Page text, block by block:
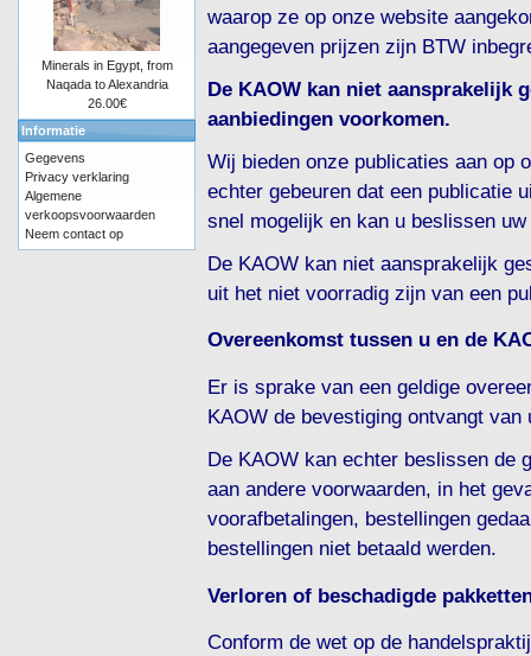
waarop ze op onze website
aangegeven prijzen zijn BTW
De KAOW kan niet aansprakelijk
aanbiedingen voorkomen.
Wij bieden onze publicaties aan op
echter gebeuren dat een publicatie
snel mogelijk en kan u beslissen
De KAOW kan niet aansprakelijk
uit het niet voorradig zijn van een
Overeenkomst tussen u en de
Er is sprake van een geldige
KAOW de bevestiging ontvangt
De KAOW kan echter beslissen de
aan andere voorwaarden, in het
voorafbetalingen, bestellingen
bestellingen niet betaald werden.
Verloren of beschadigde
Conform de wet op de
Minerals in Egypt, from
Naqada to Alexandria
26.00€
Informatie
Gegevens
Privacy verklaring
Algemene
verkoopsvoorwaarden
Neem contact op